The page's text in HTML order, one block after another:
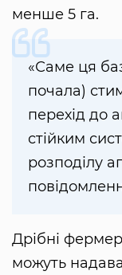
менше 5 га.
«Саме ця
почала)
перехід до
стійким
розподілу
Дрібні
можуть